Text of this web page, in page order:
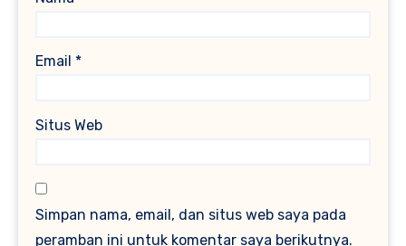
Email *
Situs Web
Simpan nama, email, dan situs web saya pada
peramban ini untuk komentar saya berikutnya.